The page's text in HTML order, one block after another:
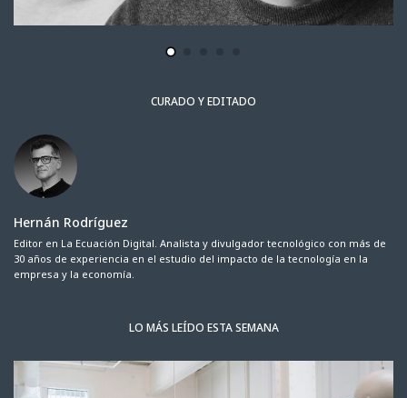
CURADO Y EDITADO
Hernán Rodríguez
Editor en La Ecuación Digital. Analista y divulgador tecnológico con más de
30 años de experiencia en el estudio del impacto de la tecnología en la
empresa y la economía.
LO MÁS LEÍDO ESTA SEMANA